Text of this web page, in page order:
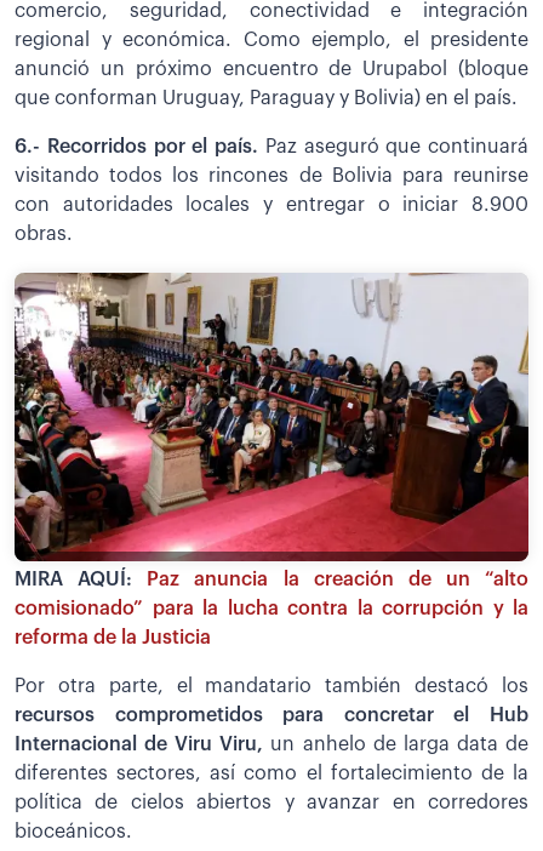
comercio, seguridad, conectividad e integración
regional y económica. Como ejemplo, el presidente
anunció un próximo encuentro de Urupabol (bloque
que conforman Uruguay, Paraguay y Bolivia) en el país.
6.- Recorridos por el país. Paz aseguró que continuará
visitando todos los rincones de Bolivia para reunirse
con autoridades locales y entregar o iniciar 8.900
obras.
MIRA AQUÍ:
Paz anuncia la creación de un “alto
comisionado” para la lucha contra la corrupción y la
reforma de la Justicia
Por otra parte, el mandatario también destacó los
recursos comprometidos para concretar el Hub
Internacional de Viru Viru, un anhelo de larga data de
diferentes sectores, así como el fortalecimiento de la
política de cielos abiertos y avanzar en corredores
bioceánicos.